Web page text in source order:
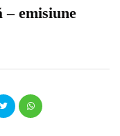
emisiune